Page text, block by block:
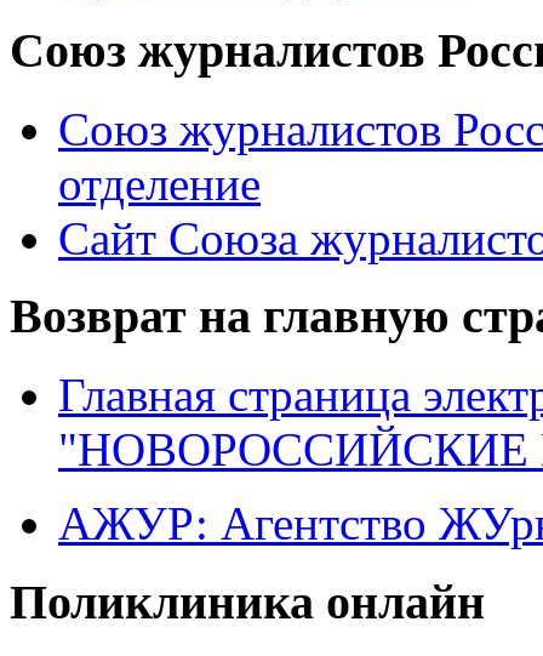
Союз журналистов
Союз журналистов
отделение
Сайт Союза
Возврат на главную
Главная страница
"НОВОРОССИЙСКИЕ
АЖУР: Агентство
Поликлиника онлайн